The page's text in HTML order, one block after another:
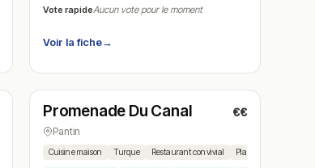
Vote rapideAucun vote pour le moment
Voir la fiche→
N° 8
Fermé(08:00 – 17:00)
Promenade Du Canal €€
Pantin
Cuisine maison Turque Restaurant convivial Plats du jour